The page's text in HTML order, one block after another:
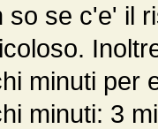
so se c'e' il
minuti per
minuti: 3